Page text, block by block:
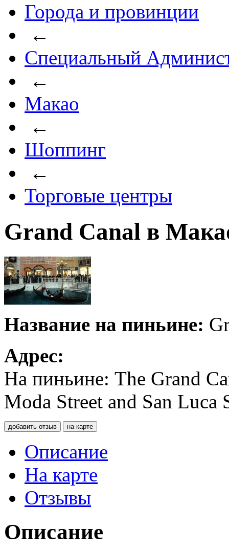
Города и провинции
←
Специальный
←
Макао
←
Шоппинг
←
Торговые центры
Grand Canal в
Название на пиньине:
Адрес:
На пиньине: The Grand
Moda Street and San Luca
добавить отзыв на карте
Описание
На карте
Отзывы
Описание